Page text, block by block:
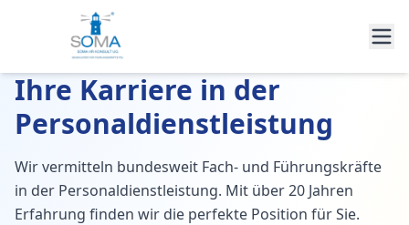
Ihre Karriere in der
Personaldienstleistung
Wir vermitteln bundesweit Fach- und Führungskräfte
in der Personaldienstleistung. Mit über 20 Jahren
Erfahrung finden wir die perfekte Position für Sie.